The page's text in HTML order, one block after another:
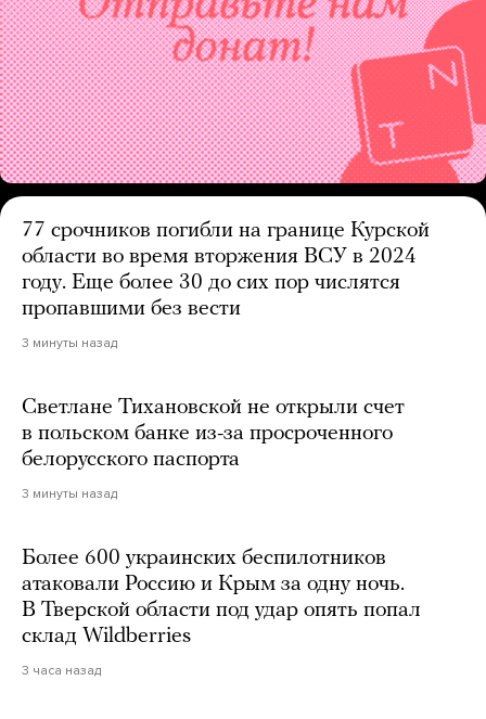
77 срочников погибли на границе Курской
области во время вторжения ВСУ в 2024
году. Еще более 30 до сих пор числятся
пропавшими без вести
3 минуты назад
Светлане Тихановской не открыли счет
в польском банке из-за просроченного
белорусского паспорта
3 минуты назад
Более 600 украинских беспилотников
атаковали Россию и Крым за одну ночь.
В Тверской области под удар опять попал
склад Wildberries
3 часа назад